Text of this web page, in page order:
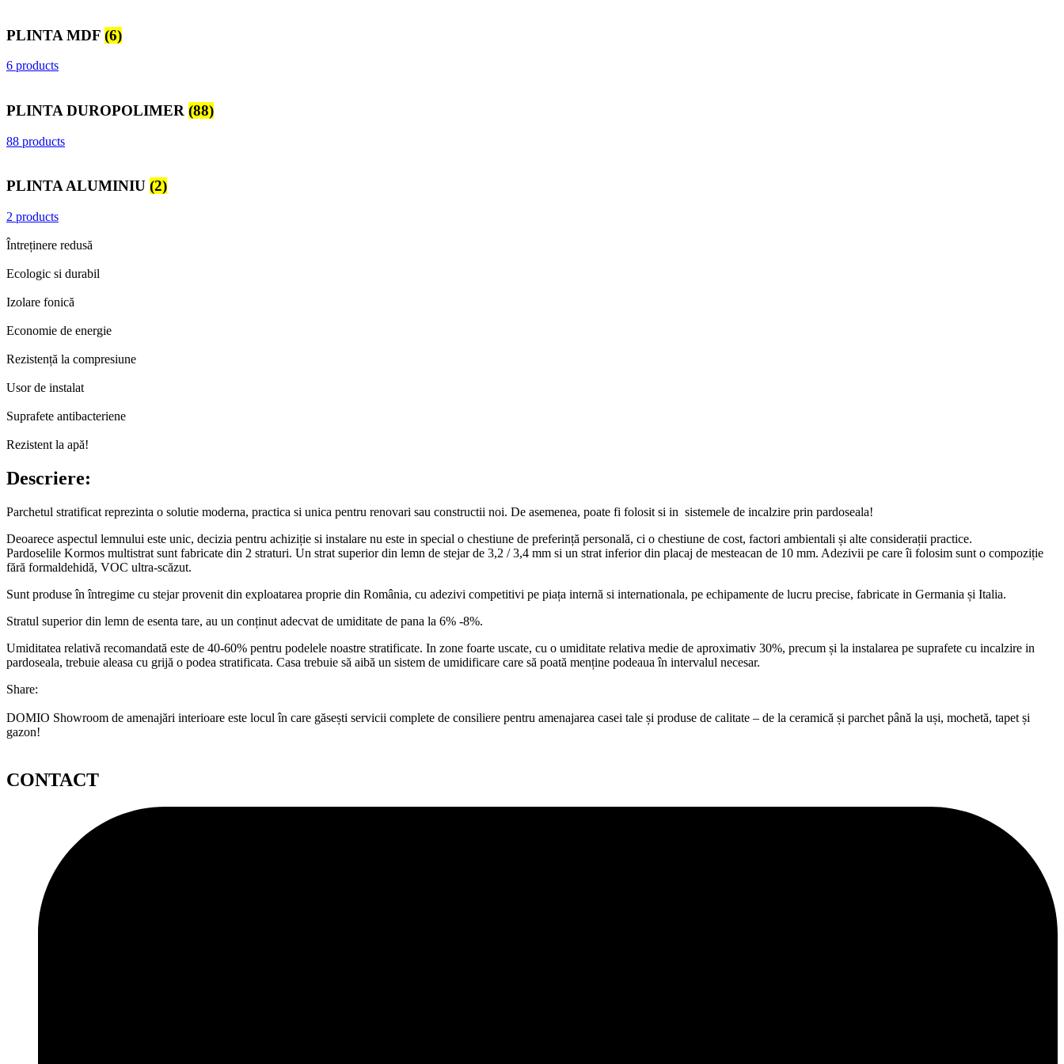
PLINTA MDF (6)
6 products
PLINTA DUROPOLIMER (88)
88 products
PLINTA ALUMINIU (2)
2 products
Întreținere redusă
Ecologic si durabil
Izolare fonică
Economie de energie
Rezistență la compresiune
Usor de instalat
Suprafete antibacteriene
Rezistent la apă!
Descriere:
Parchetul stratificat reprezinta o solutie moderna, practica si unica pentru renovari sau constructii noi. De asemenea, poate fi folosit si in sistemele de incalzire prin pardoseala!
Deoarece aspectul lemnului este unic, decizia pentru achiziție si instalare nu este in special o chestiune de preferință personală, ci o chestiune de cost, factori ambientali și alte considerații practice.
Pardoselile Kormos multistrat sunt fabricate din 2 straturi. Un strat superior din lemn de stejar de 3,2 / 3,4 mm si un strat inferior din placaj de mesteacan de 10 mm. Adezivii pe care îi folosim sunt o compoziție
fără formaldehidă, VOC ultra-scăzut.
Sunt produse în întregime cu stejar provenit din exploatarea proprie din România, cu adezivi competitivi pe piața internă si internationala, pe echipamente de lucru precise, fabricate in Germania și Italia.
Stratul superior din lemn de esenta tare, au un conținut adecvat de umiditate de pana la 6% -8%.
Umiditatea relativă recomandată este de 40-60% pentru podelele noastre stratificate. In zone foarte uscate, cu o umiditate relativa medie de aproximativ 30%, precum și la instalarea pe suprafete cu incalzire in
pardoseala, trebuie aleasa cu grijă o podea stratificata. Casa trebuie să aibă un sistem de umidificare care să poată menține podeaua în intervalul necesar.
Share:
DOMIO Showroom de amenajări interioare este locul în care găsești servicii complete de consiliere pentru amenajarea casei tale și produse de calitate – de la ceramică și parchet până la uși, mochetă, tapet și
gazon!
CONTACT